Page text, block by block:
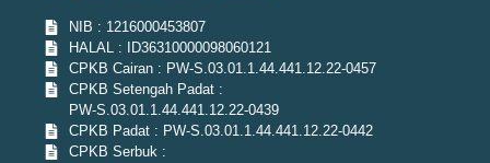
NIB : 1216000453807
HALAL : ID36310000098060121
CPKB Cairan : PW-S.03.01.1.44.441.12.22-0457
CPKB Setengah Padat :
PW-S.03.01.1.44.441.12.22-0439
CPKB Padat : PW-S.03.01.1.44.441.12.22-0442
CPKB Serbuk :